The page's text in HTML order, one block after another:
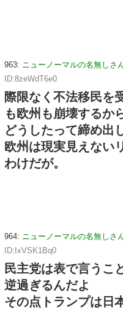
963: ニューノーマルの名無しさ
ID:8zeWdT6e0
際限なく不法移民を
も欧州も崩壊するか
どうしたって締め出
欧州は現実見えない
わけだが。
964: ニューノーマルの名無しさ
ID:IxVSK1Bq0
民主党は表で言うこ
逆過ぎるんだよ
その点トランプは日